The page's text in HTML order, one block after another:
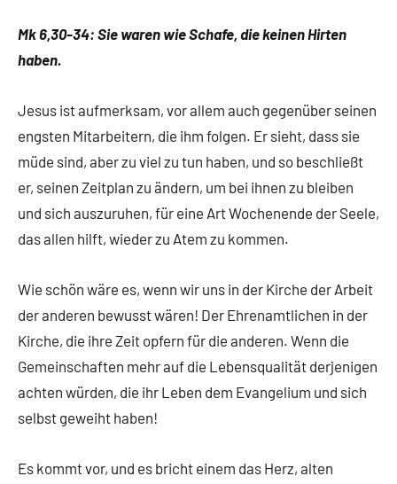
Mk 6,30-34: Sie waren wie Schafe, die keinen Hirten
haben.
Jesus ist aufmerksam, vor allem auch gegenüber seinen
engsten Mitarbeitern, die ihm folgen. Er sieht, dass sie
müde sind, aber zu viel zu tun haben, und so beschließt
er, seinen Zeitplan zu ändern, um bei ihnen zu bleiben
und sich auszuruhen, für eine Art Wochenende der Seele,
das allen hilft, wieder zu Atem zu kommen.
Wie schön wäre es, wenn wir uns in der Kirche der Arbeit
der anderen bewusst wären! Der Ehrenamtlichen in der
Kirche, die ihre Zeit opfern für die anderen. Wenn die
Gemeinschaften mehr auf die Lebensqualität derjenigen
achten würden, die ihr Leben dem Evangelium und sich
selbst geweiht haben!
Es kommt vor, und es bricht einem das Herz, alten